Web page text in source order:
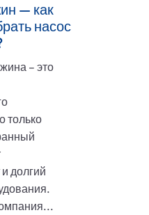
— как
насос
– это
только
долгий